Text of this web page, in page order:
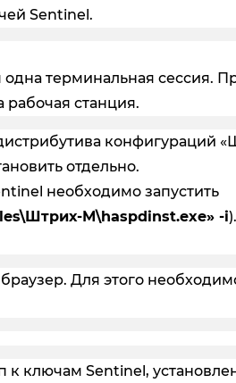
Sentinel.
терминальная сессия.
станция.
конфигураций
отдельно.
необходимо запустить
М\haspdinst.exe» -i
Для этого
к ключам Sentinel,